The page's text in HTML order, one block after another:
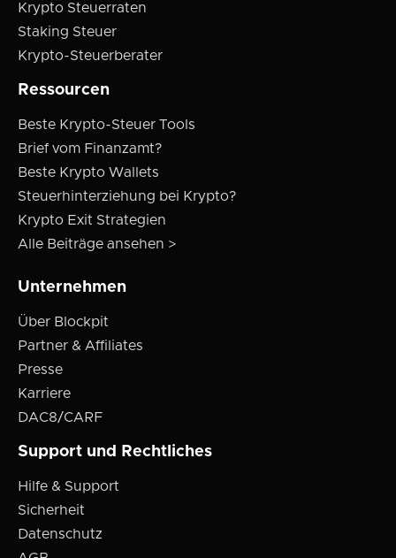
Krypto Steuerraten
Staking Steuer
Krypto-Steuerberater
Ressourcen
Beste Krypto-Steuer Tools
Brief vom Finanzamt?
Beste Krypto Wallets
Steuerhinterziehung bei Krypto?
Krypto Exit Strategien
Alle Beiträge ansehen >
Unternehmen
Über Blockpit
Partner & Affiliates
Presse
Karriere
DAC8/CARF
Support und Rechtliches
Hilfe & Support
Sicherheit
Datenschutz